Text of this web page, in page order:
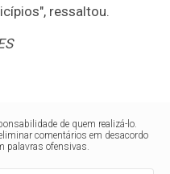
ressaltou.
de quem realizá-lo.
comentários em desacordo
palavras ofensivas.